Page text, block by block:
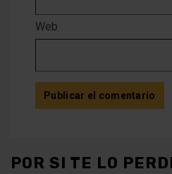
Web
POR SI TE LO